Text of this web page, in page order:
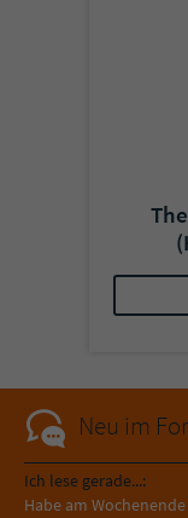
Neu im
Ich lese gerade...:
Habe am